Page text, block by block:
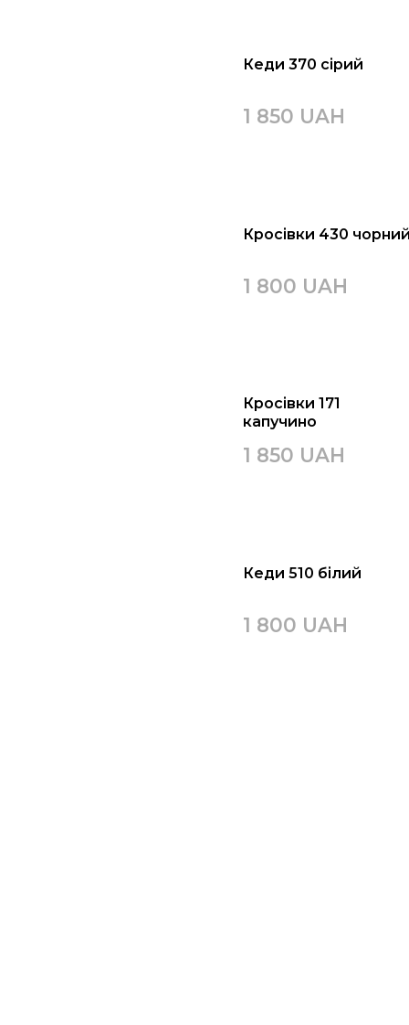
Кеди 370 сірий
1 850 UAH
Кросівки 430
1 800 UAH
Кросівки 171
капучино
1 850 UAH
Кеди 510 білий
1 800 UAH